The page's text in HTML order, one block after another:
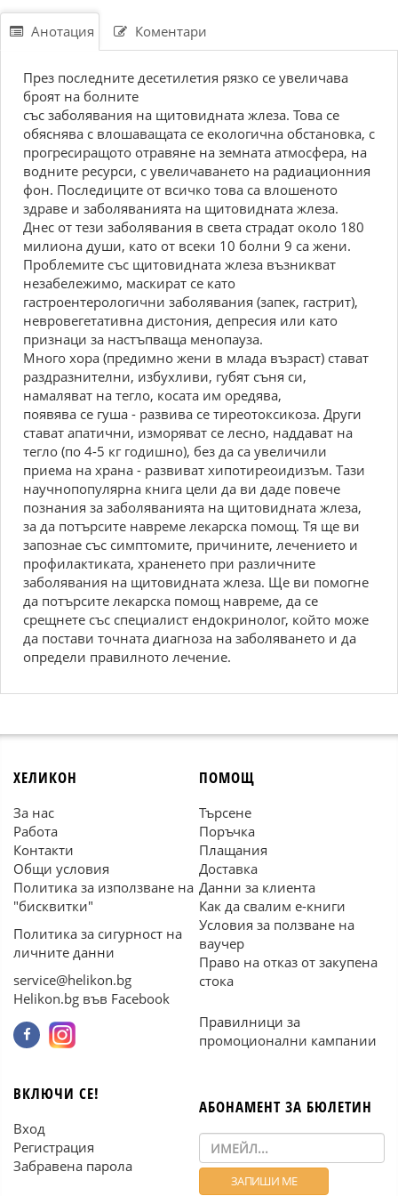
Анотация Коментари
През последните десетилетия рязко се увеличава
броят на болните
със заболявания на щитовидната жлеза. Това се
обяснява с влошаващата се екологична обстановка, с
прогресиращото отравяне на земната атмосфера, на
водните ресурси, с увеличаването на радиационния
фон. Последиците от всичко това са влошеното
здраве и заболяванията на щитовидната жлеза.
Днес от тези заболявания в света страдат около 180
милиона души, като от всеки 10 болни 9 са жени.
Проблемите със щитовидната жлеза възникват
незабележимо, маскират се като
гастроентерологични заболявания (запек, гастрит),
невровегетативна дистония, депресия или като
признаци за настъпваща менопауза.
Много хора (предимно жени в млада възраст) стават
раздразнителни, избухливи, губят съня си,
намаляват на тегло, косата им оредява,
появява се гуша - развива се тиреотоксикоза. Други
стават апатични, изморяват се лесно, наддават на
тегло (по 4-5 кг годишно), без да са увеличили
приема на храна - развиват хипотиреоидизъм. Тази
научнопопулярна книга цели да ви даде повече
познания за заболяванията на щитовидната жлеза,
за да потърсите навреме лекарска помощ. Тя ще ви
запознае със симптомите, причините, лечението и
профилактиката, храненето при различните
заболявания на щитовидната жлеза. Ще ви помогне
да потърсите лекарска помощ навреме, да се
срещнете със специалист ендокринолог, който може
да постави точната диагноза на заболяването и да
определи правилното лечение.
ХЕЛИКОН
За нас
Работа
Контакти
Общи условия
Политика за използване на
"бисквитки"
Политика за сигурност на
личните данни
service@helikon.bg
Helikon.bg във Facebook
ПОМОЩ
Търсене
Поръчка
Плащания
Доставка
Данни за клиента
Как да свалим е-книги
Условия за ползване на
ваучер
Право на отказ от закупена
стока
Правилници за
промоционални кампании
ВКЛЮЧИ СЕ!
Вход
Регистрация
Забравена парола
АБОНАМЕНТ ЗА БЮЛЕТИН